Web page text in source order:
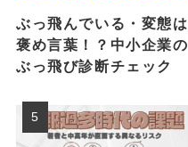
ぶっ飛んでいる・変態は
褒め言葉！？中小企業の
ぶっ飛び診断チェック